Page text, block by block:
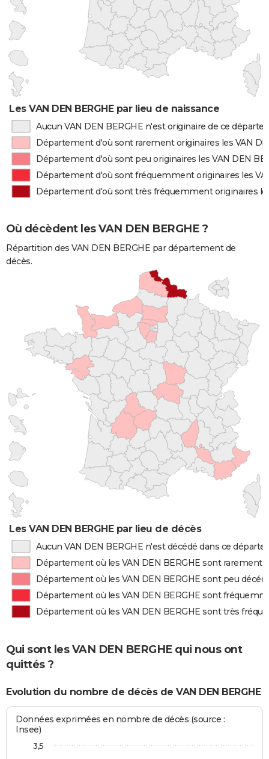
Les VAN DEN BERGHE par lieu de naissance
Aucun VAN DEN BERGHE n'est originaire de ce
Département d'où sont rarement originaires les VAN
Département d'où sont peu originaires les VAN DEN
Département d'où sont fréquemment originaires les
Département d'où sont très fréquemment originaires
Où décèdent les VAN DEN BERGHE ?
Répartition des VAN DEN BERGHE par département de
décès.
Les VAN DEN BERGHE par lieu de décès
Aucun VAN DEN BERGHE n'est décédé dans ce
Département où les VAN DEN BERGHE sont rarement
Département où les VAN DEN BERGHE sont peu
Département où les VAN DEN BERGHE sont
Département où les VAN DEN BERGHE sont très
Qui sont les VAN DEN BERGHE qui nous ont
quittés ?
Evolution du nombre de décès de VAN DEN BERGHE
Données exprimées en nombre de décès (source :
Insee)
3,5